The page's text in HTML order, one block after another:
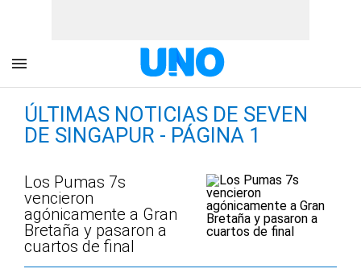
ÚLTIMAS NOTICIAS DE SEVEN
DE SINGAPUR - PÁGINA 1
Los Pumas 7s
vencieron
agónicamente a Gran
Bretaña y pasaron a
cuartos de final